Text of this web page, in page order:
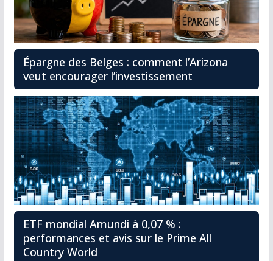
Épargne des Belges : comment l’Arizona
veut encourager l’investissement
ETF mondial Amundi à 0,07 % :
performances et avis sur le Prime All
Country World